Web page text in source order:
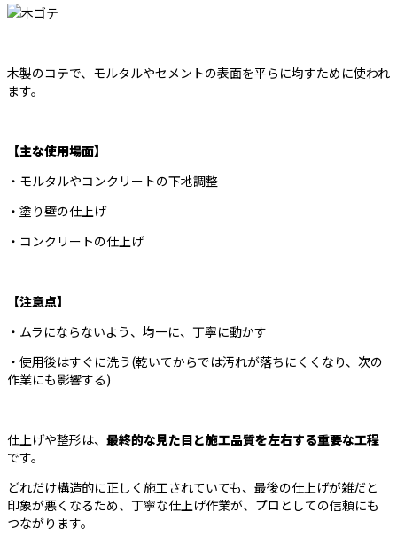
木製のコテで、モルタルやセメントの表面を平らに均すために使われ
ます。
【主な使用場面】
・モルタルやコンクリートの下地調整
・塗り壁の仕上げ
・コンクリートの仕上げ
【注意点】
・ムラにならないよう、均一に、丁寧に動かす
・使用後はすぐに洗う(乾いてからでは汚れが落ちにくくなり、次の
作業にも影響する)
仕上げや整形は、 最終的な見た目と施工品質を左右する重要な工程
です。
どれだけ構造的に正しく施工されていても、最後の仕上げが雑だと
印象が悪くなるため、丁寧な仕上げ作業が、プロとしての信頼にも
つながります。